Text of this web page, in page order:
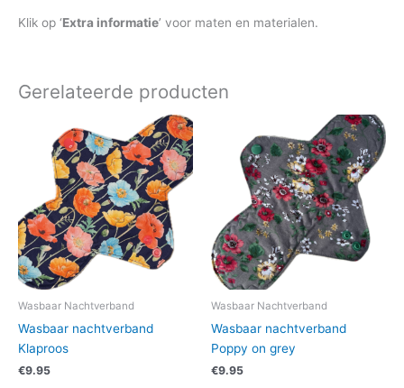
Klik op ‘Extra informatie’ voor maten en materialen.
Gerelateerde producten
Wasbaar Nachtverband
Wasbaar nachtverband
Klaproos
€9.95
Wasbaar Nachtverband
Wasbaar nachtverband
Poppy on grey
€9.95